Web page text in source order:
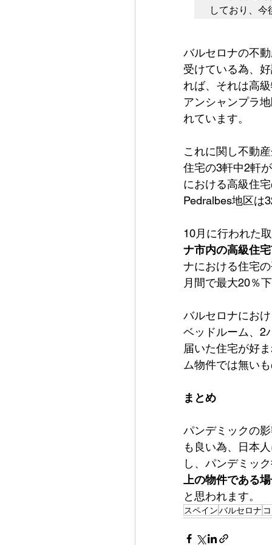
しており、
バルセロナの不
受けている為、
れば、それは高
アンシャンプラ
れています。
これに関し不動
住宅の3軒中2軒
における高級住
Pedralbes地区は
10月に行われた
ナ市内の高級住
ナにおける住宅
月間で最大20％
バルセロナにお
ベッドルーム、2
届いた住宅が好
ム物件では無い
まとめ
パンデミックの
も良い為、日本
し、パンデミッ
上の物件である
と思われます。
スペインバルセロナ